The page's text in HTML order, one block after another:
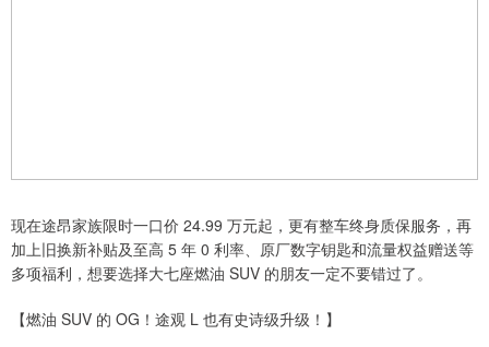
现在途昂家族限时一口价 24.99 万元起，更有整车终身质保服务，再
加上旧换新补贴及至高 5 年 0 利率、原厂数字钥匙和流量权益赠送等
多项福利，想要选择大七座燃油 SUV 的朋友一定不要错过了。
【燃油 SUV 的 OG！途观 L 也有史诗级升级！】